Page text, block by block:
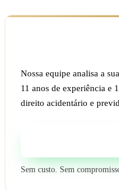
Nossa equipe analisa a
11 anos de experiência e
direito acidentário e
Sem custo. Sem